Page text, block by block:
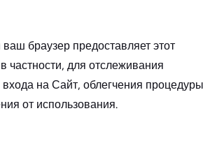
браузер предоставляет этот
для отслеживания
на Сайт, облегчения процедуры
от использования.